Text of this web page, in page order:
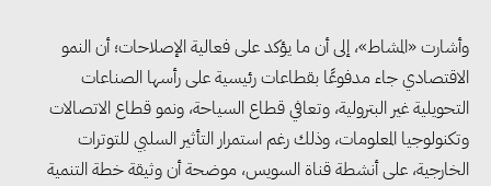
وأشارت «المشاط»، إلى أن ما يؤكد على فعالية الإصلاحات؛ أن النمو
الاقتصادي جاء مدفوعًا بقطاعات رئيسية على رأسها الصناعات
التحويلية غير البترولية، وتعافي قطاع السياحة، ونمو قطاع الاتصالات
وتكنولوجيا المعلومات، وذلك رغم استمرار التأثير السلبي للتوترات
الخارجية، على أنشطة قناة السويس، موضحة أن وثيقة خطة التنمية